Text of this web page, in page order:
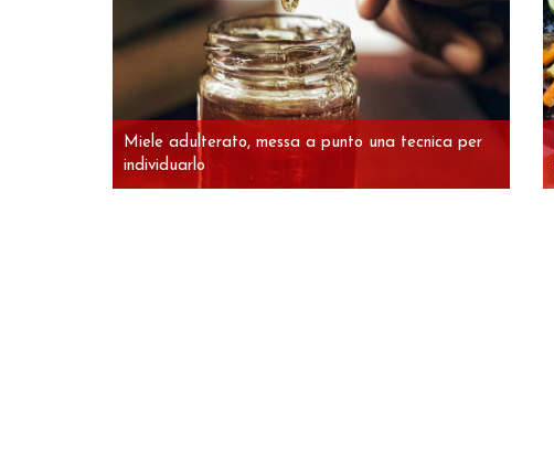
Miele adulterato, messa a punto una tecnica per
individuarlo